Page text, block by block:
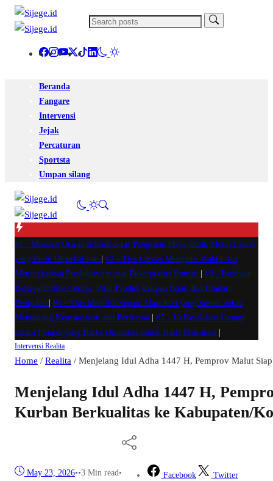
Beranda
Fangare
Intervensi
Jejak
Percaturan
Sportsta
Umpan silang
#1 - Masalah Utama Infrastruktur Pengisian Daya untuk Mobil Listrik
yang Perlu Diperhatikan
#2 - Tips Cerdas Mengatur Waktu dan
Meningkatkan Produktivitas saat Bekerja dari Rumah
#3 - Panduan
Belanja Online Cerdas: Pilih Produk dengan Bijak dan Hindari
Penipuan
#4 - Tips Memilih Sepatu Marathon yang Sesuai untuk
Menunjang Kenyamanan dan Performa
#5 - 10 Kesalahan Umum
dalam Fitness yang Harus Dihindari untuk Hasil Maksimal
Intervensi Realita
Home / Realita / Menjelang Idul Adha 1447 H, Pemprov Malut
Menjelang Idul Adha 1447 H,
Kurban Berkualitas ke Kabupaten/
May 23, 2026••3 Min read• Facebook Twitter